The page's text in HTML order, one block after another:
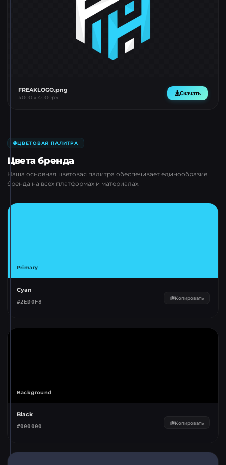
FREAKLOGO.png
4000 x 4000px
Скачать
ЦВЕТОВАЯ ПАЛИТРА
Цвета бренда
Наша основная цветовая палитра обеспечивает единообразие
бренда на всех платформах и материалах.
Primary
Cyan
#2ED0F8
Копировать
Background
Black
#000000
Копировать